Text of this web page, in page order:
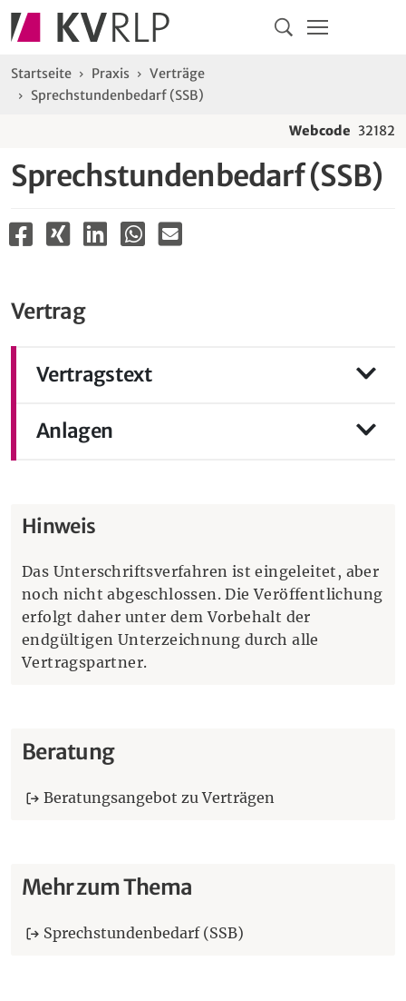
Navigation
Sie sind hier:
Startseite Praxis
Verträge
Sprechstundenbedarf (SSB)
Webcode 32182
Sprechstundenbedarf (SSB)
Vertrag
Vertragstext
Anlagen
Hinweis
Das Unterschriftsverfahren ist eingeleitet, aber
noch nicht abgeschlossen. Die Veröffentlichung
erfolgt daher unter dem Vorbehalt der
endgültigen Unterzeichnung durch alle
Vertragspartner.
Beratung
Beratungsangebot zu Verträgen
Mehr zum Thema
Sprechstundenbedarf (SSB)